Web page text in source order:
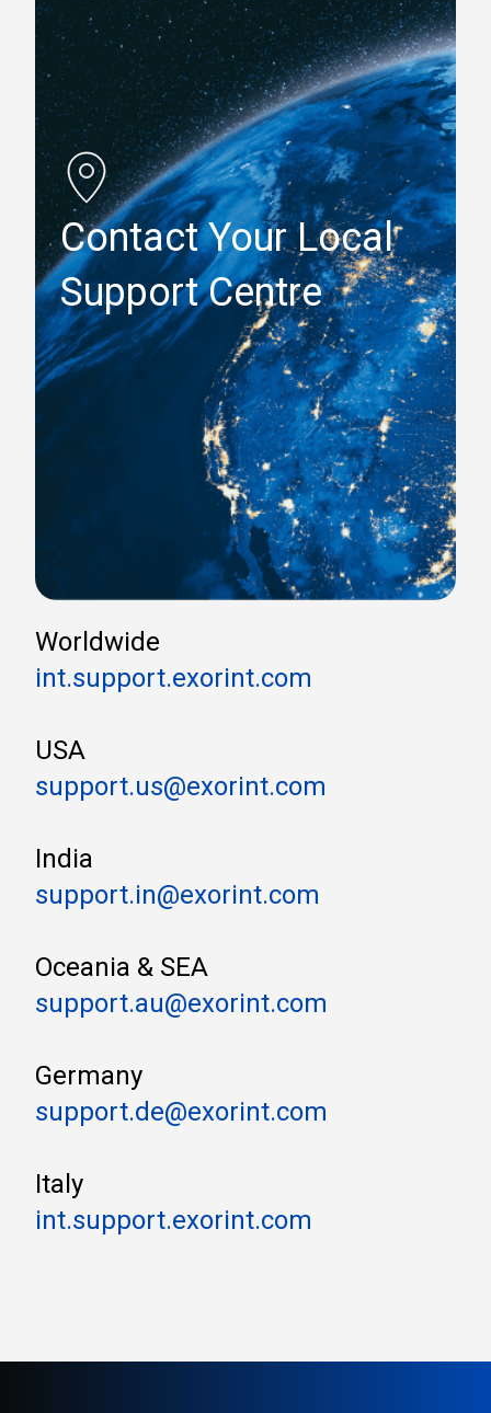
Contact Your Local
Support Centre
Worldwide
int.support.exorint.com
USA
support.us@exorint.com
India
support.in@exorint.com
Oceania & SEA
support.au@exorint.com
Germany
support.de@exorint.com
Italy
int.support.exorint.com